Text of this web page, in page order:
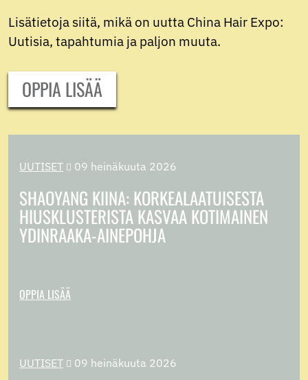
Lisätietoja siitä, mikä on uutta China Hair Expo:
Uutisia, tapahtumia ja paljon muuta.
OPPIA LISÄÄ
UUTISET  09 heinäkuuta 2026
SHAOYANG KIINA: KORKEALAATUISESTA
HIUSKLUSTERISTA KASVAA KOTIMAINEN
YDINRAAKA-AINEPOHJA
OPPIA LISÄÄ
UUTISET  09 heinäkuuta 2026